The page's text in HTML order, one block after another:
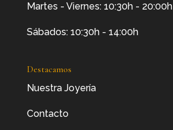
Martes - Viernes: 10:30h - 20:00h
Sábados: 10:30h - 14:00h
Destacamos
Nuestra Joyería
Contacto